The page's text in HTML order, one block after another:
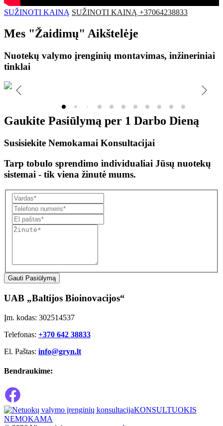
SUŽINOTI KAINĄ SUŽINOTI KAINĄ +37064238833
Mes "Žaidimų" Aikštelėje
Nuotekų valymo įrenginių montavimas, inžineriniai
tinklai
Gaukite Pasiūlymą per 1 Darbo Dieną
Susisiekite Nemokamai Konsultacijai
Tarp tobulo sprendimo individualiai Jūsų nuotekų
sistemai - tik viena žinutė mums.
Gauti Pasiūlymą
UAB „Baltijos Bioinovacijos“
Įm. kodas: 302514537
Telefonas: +370 642 38833
El. Paštas: info@gryn.lt
Bendraukime:
KONSULTUOKIS
NEMOKAMA